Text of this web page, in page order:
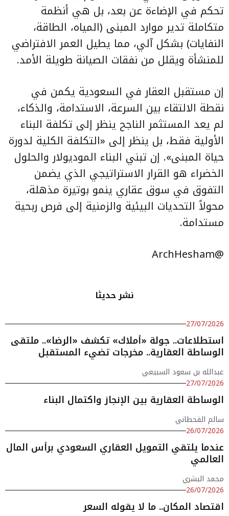
تحكم في الإضاءة عن بعد، بل هي أنظمة
متكاملة تدير موارد المبنى (المياه، الطاقة،
النفايات) بشكل آلي، مما يطيل العمر الافتراضي
للمنشأة ويقلل من نفقات الصيانة طويلة الأمد.
إن مستقبل العقار في السعودية يكمن في
نقطة الالتقاء بين السرعة، الاستدامة، والذكاء،
لم يعد المستثمر الناجح ينظر إلى تكلفة البناء
الأولية فقط، بل ينظر إلى «التكلفة الكلية لدورة
حياة المبنى». إن تبني البناء الموديولار والحلول
الخضراء هو القرار الاستراتيجي الذي يضمن
التفوق في سوق عقاري ينمو بوتيرة مذهلة،
محولاً التحديات البيئية والزمنية إلى فرص ربحية
مستدامة.
@ArchHesham
نشر حديثا
27/07/2026
استطلاعات.. جولة «أملاك» تكشف «الرضا».. ملتقى
الوساطة العقارية.. مخرجات تضيء المستقبل
عبدالله بن سعود السبيعي
27/07/2026
الوساطة العقارية بين الإنجاز واكتمال البناء
سالم القحطاني
26/07/2026
عندما يلتقي التمويل العقاري السعودي برأس المال
العالمي
محمد البشري
26/07/2026
اقتصاد المكان.. ما لا يقوله السعر